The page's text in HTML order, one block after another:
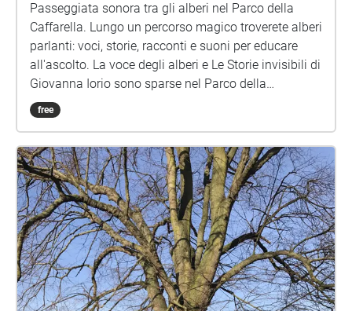
Passeggiata sonora tra gli alberi nel Parco della
Caffarella. Lungo un percorso magico troverete alberi
parlanti: voci, storie, racconti e suoni per educare
all'ascolto. La voce degli alberi e Le Storie invisibili di
Giovanna Iorio sono sparse nel Parco della
Caffarella, una passeggiata sonora per bambini di
ogni età. Per festeggiare il centenario della nascita
1920-2020 Idea, testi, progetto sonoro e
realizzazione di Giovanna Iorio Musiche di Lucio
Lazzaruolo Voce di Dario Albertini Lettura di "La voce
degli alberi Barbara Marchand" nella Via degli Alberi
Foto, individuazione dei punti di ascolto, testi
esplicativi di Francesca Lepori (e dal sito del Bosco
Caffarella) https://www.boscocaffarella.it/en/
free